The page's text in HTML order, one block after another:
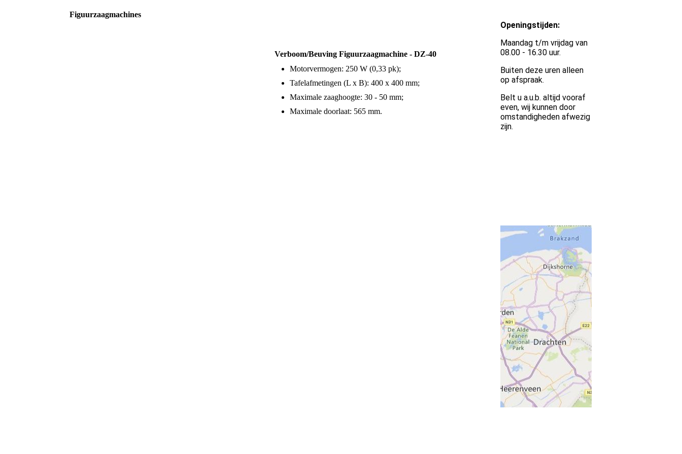
Figuurzaagmachines
Verboom/Beuving Figuurzaagmachine - DZ-40
Motorvermogen: 250 W (0,33 pk);
Tafelafmetingen (L x B): 400 x 400 mm;
Maximale zaaghoogte: 30 - 50 mm;
Maximale doorlaat: 565 mm.
Openingstijden:
Maandag t/m vrijdag van
08.00 - 16.30 uur.
Buiten deze uren alleen
op afspraak.
Belt u a.u.b. altijd vooraf
even, wij kunnen door
omstandigheden afwezig
zijn.